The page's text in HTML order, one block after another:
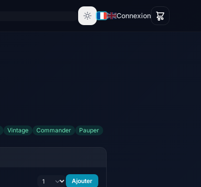
Connexion
Vintage Commander Pauper
Ajouter